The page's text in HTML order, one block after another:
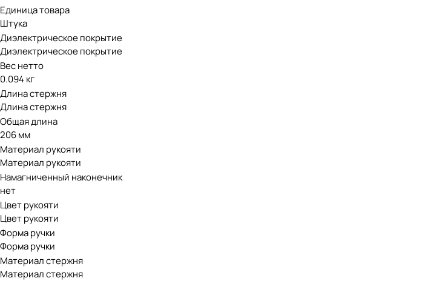
Единица товара
Штука
Диэлектрическое покрытие
Диэлектрическое покрытие
Вес нетто
0.094 кг
Длина стержня
Длина стержня
Общая длина
206 мм
Материал рукояти
Материал рукояти
Намагниченный наконечник
нет
Цвет рукояти
Цвет рукояти
Форма ручки
Форма ручки
Материал стержня
Материал стержня